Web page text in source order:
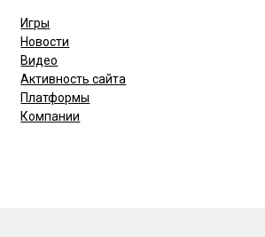
Игры
Новости
Видео
Активность сайта
Платформы
Компании